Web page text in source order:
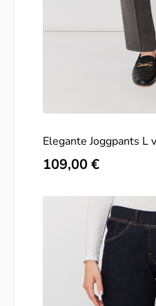
Elegante Joggpants L
PANTS
Regulärer Preis:
109,00 €